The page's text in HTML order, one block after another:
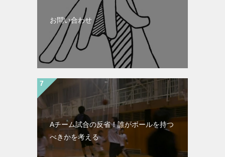
お問い合わせ
Aチーム試合の反省！誰がボールを持つ
べきかを考える